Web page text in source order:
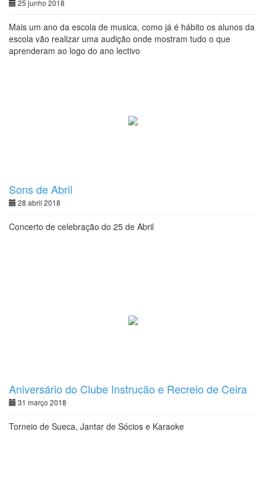
25 junho 2018
Mais um ano da escola de musica, como já é hábito os alunos da
escola vão realizar uma audição onde mostram tudo o que
aprenderam ao logo do ano lectivo
Sons de Abril
28 abril 2018
Concerto de celebração do 25 de Abril
Aniversário do Clube Instrução e Recreio de Ceira
31 março 2018
Torneio de Sueca, Jantar de Sócios e Karaoke